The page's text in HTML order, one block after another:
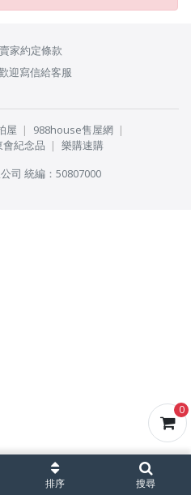
0
排序 搜尋
家約定條款
迎寫信給客服
屋
988house售屋網
會紀念品
樂購速購
司 統編：50807000